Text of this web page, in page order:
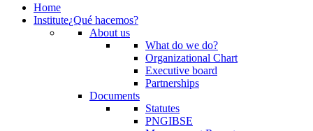
Home
Institute¿Qué hacemos?
About us
What do we do?
Organizational Chart
Executive board
Partnerships
Documents
Statutes
PNGIBSE